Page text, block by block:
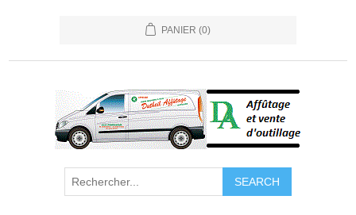
PANIER (0)